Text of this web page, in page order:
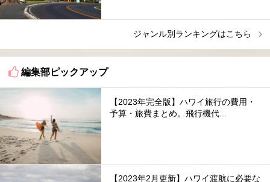
ジャンル別ランキングはこちら
編集部ピックアップ
【2023年完全版】ハワイ旅行の費用・
予算・旅費まとめ。飛行機代...
【2023年2月更新】ハワイ渡航に必要な